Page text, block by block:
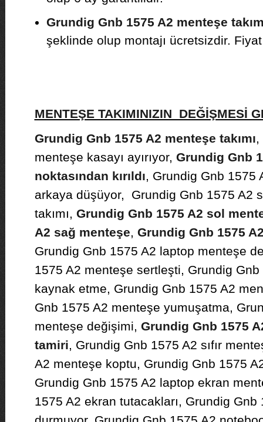
Grundig Gnb 1575 A2 menteşe
şeklinde olup montajı ücretsizdir.
MENTEŞE TAKIMINIZIN DEĞİŞMESİ
Grundig Gnb 1575 A2 menteşe takımı,
menteşe kasayı ayırıyor, Grundig Gnb
noktasından kırıldı, Grundig Gnb 1575
arkaya düşüyor, Grundig Gnb 1575 A2
takımı, Grundig Gnb 1575 A2 sol
A2 sağ menteşe, Grundig Gnb 1575
Grundig Gnb 1575 A2 laptop menteşe
1575 A2 menteşe sertleşti, Grundig
kaynak etme, Grundig Gnb 1575 A2
Gnb 1575 A2 menteşe yumuşatma,
menteşe değişimi, Grundig Gnb 1575
tamiri, Grundig Gnb 1575 A2 sıfır
A2 menteşe koptu, Grundig Gnb 1575
Grundig Gnb 1575 A2 laptop ekran
1575 A2 ekran tutacakları, Grundig